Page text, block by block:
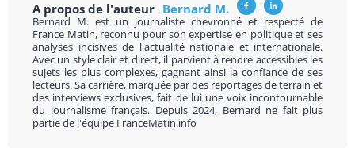
A propos de l'auteur Bernard M.
Bernard M. est un journaliste chevronné et respecté de
France Matin, reconnu pour son expertise en politique et ses
analyses incisives de l'actualité nationale et internationale.
Avec un style clair et direct, il parvient à rendre accessibles les
sujets les plus complexes, gagnant ainsi la confiance de ses
lecteurs. Sa carrière, marquée par des reportages de terrain et
des interviews exclusives, fait de lui une voix incontournable
du journalisme français. Depuis 2024, Bernard ne fait plus
partie de l'équipe FranceMatin.info